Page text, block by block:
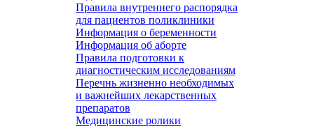
Правила внутреннего распорядка
для пациентов поликлиники
Информация о беременности
Информация об аборте
Правила подготовки к
диагностическим исследованиям
Перечнь жизненно необходимых
и важнейших лекарственных
препаратов
Медицинские ролики